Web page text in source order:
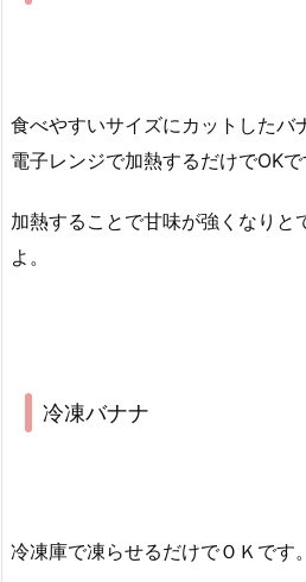
食べやすいサイズにカットしたバ
電子レンジで加熱するだけでOKで
加熱することで甘味が強くなりと
よ。
冷凍バナナ
冷凍庫で凍らせるだけでＯＫです。